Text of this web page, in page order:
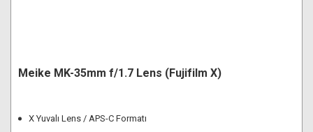
Meike MK-35mm f/1.7 Lens (Fujifilm X)
X Yuvalı Lens / APS-C Formatı